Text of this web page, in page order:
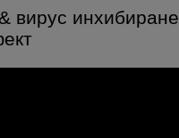
вирус инхибиране